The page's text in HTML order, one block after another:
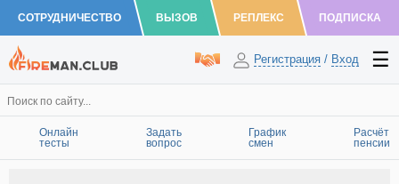
СОТРУДНИЧЕСТВО ВЫЗОВ РЕПЛЕКС ПОДПИСКА
Регистрация / Вход
Онлайн
тесты
Задать
вопрос
График
смен
Расчёт
пенсии